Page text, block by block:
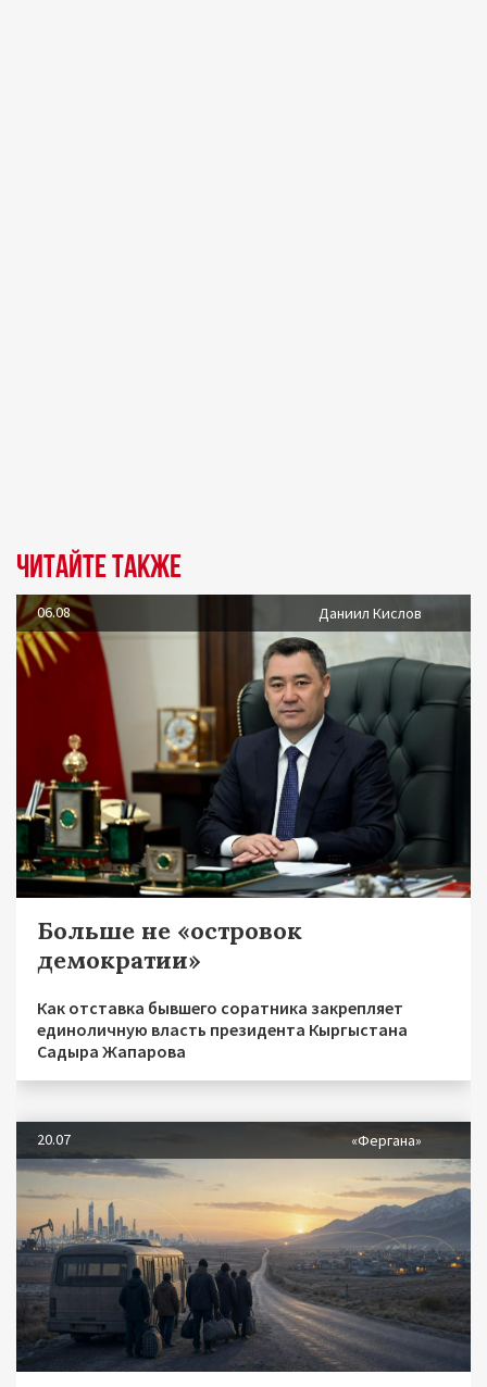
Читайте также
06.08 Даниил Кислов
Больше не «островок
демократии»
Как отставка бывшего соратника закрепляет
единоличную власть президента Кыргыстана
Садыра Жапарова
20.07 «Фергана»